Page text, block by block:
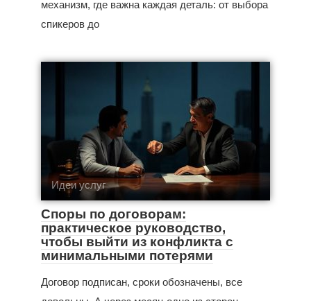
механизм, где важна каждая деталь: от выбора
спикеров до
Идеи услуг
Споры по договорам:
практическое руководство,
чтобы выйти из конфликта с
минимальными потерями
Договор подписан, сроки обозначены, все